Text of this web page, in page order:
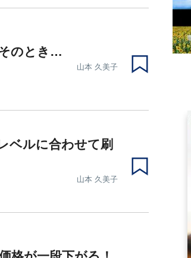
のとき…
山本 久美子
ベルに合わせて刷
山本 久美子